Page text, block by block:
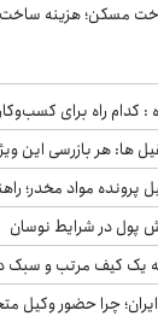
: کدام راه برای
ها: هر بازرسی این
پول در شرایط نوسان
یک کیف مرتب و سبک
ایران؛ چرا حضور